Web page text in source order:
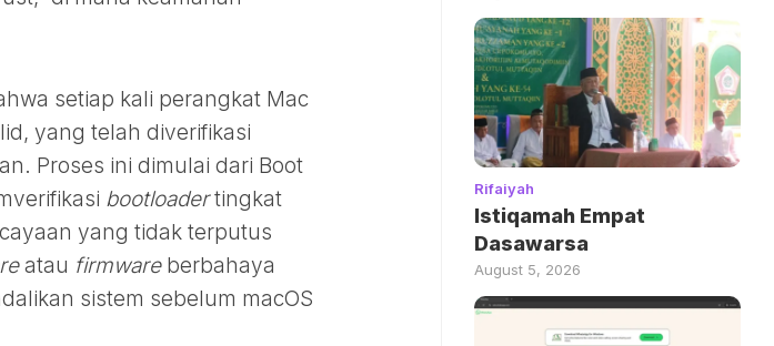
setiap kali perangkat Mac
yang telah diverifikasi
Proses ini dimulai dari Boot
bootloadertingkat
yang tidak terputus
atau firmwareberbahaya
sistem sebelum macOS
Rifaiyah
Istiqamah Empat
Dasawarsa
August 5, 2026